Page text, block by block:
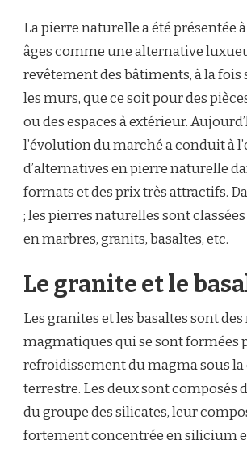
La pierre naturelle a été présentée
âges comme une alternative
revêtement des bâtiments, à la fois
les murs, que ce soit pour des
ou des espaces à extérieur.
l’évolution du marché a conduit à
d’alternatives en pierre naturelle
formats et des prix très attractifs.
; les pierres naturelles sont
en marbres, granits, basaltes, etc.
Le granite et le
Les granites et les basaltes sont
magmatiques qui se sont formées
refroidissement du magma sous
terrestre. Les deux sont composés
du groupe des silicates, leur
fortement concentrée en silicium